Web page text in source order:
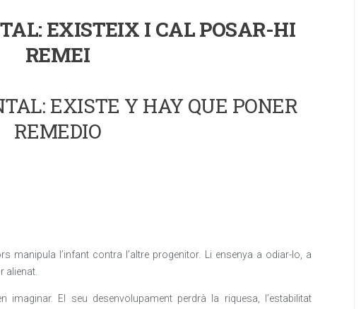
EXISTEIX I CAL POSAR-HI
REMEI
EXISTE Y HAY QUE PONER
REMEDIO
manipula l’infant contra l’altre progenitor. Li ensenya a odiar-lo, a
alienat.
imaginar. El seu desenvolupament perdrà la riquesa, l’estabilitat